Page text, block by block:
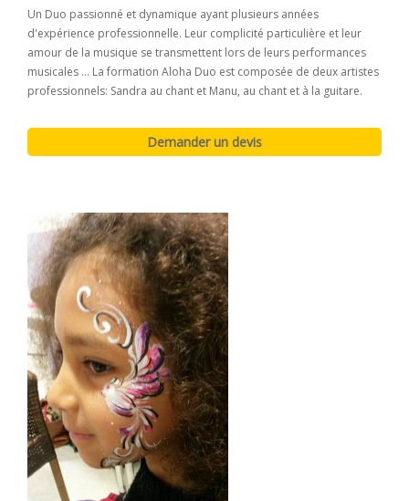
Un Duo passionné et dynamique ayant plusieurs années
d'expérience professionnelle. Leur complicité particulière et leur
amour de la musique se transmettent lors de leurs performances
musicales ... La formation Aloha Duo est composée de deux artistes
professionnels: Sandra au chant et Manu, au chant et à la guitare.